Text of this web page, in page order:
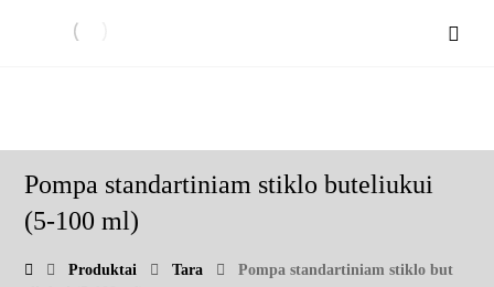
Pompa standartiniam stiklo buteliukui
(5-100 ml)
Produktai Tara
Pompa standartiniam stiklo but